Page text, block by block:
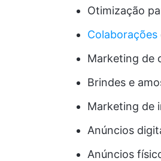
Otimização
Colaborações
Marketing de
Brindes e
Marketing de
Anúncios
Anúncios